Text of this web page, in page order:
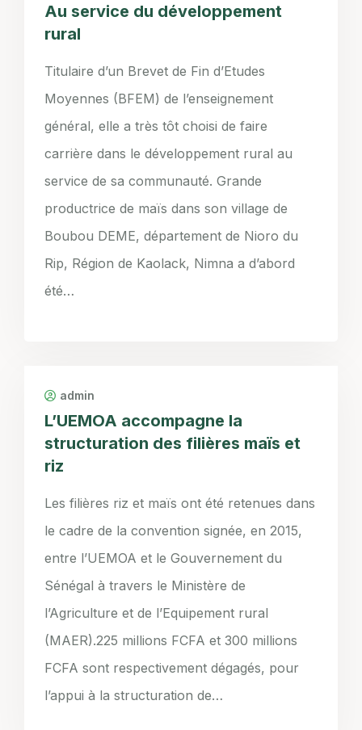
Au service du développement
rural
Titulaire d’un Brevet de Fin d’Etudes
Moyennes (BFEM) de l’enseignement
général, elle a très tôt choisi de faire
carrière dans le développement rural au
service de sa communauté. Grande
productrice de maïs dans son village de
Boubou DEME, département de Nioro du
Rip, Région de Kaolack, Nimna a d’abord
été…
admin
L’UEMOA accompagne la
structuration des filières maïs et
riz
Les filières riz et maïs ont été retenues dans
le cadre de la convention signée, en 2015,
entre l’UEMOA et le Gouvernement du
Sénégal à travers le Ministère de
l’Agriculture et de l’Equipement rural
(MAER).225 millions FCFA et 300 millions
FCFA sont respectivement dégagés, pour
l’appui à la structuration de…